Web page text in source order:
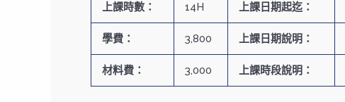
上課時數： 14H 上課日期起迄：
學費： 3,800 上課日期說明：
材料費： 3,000 上課時段說明：